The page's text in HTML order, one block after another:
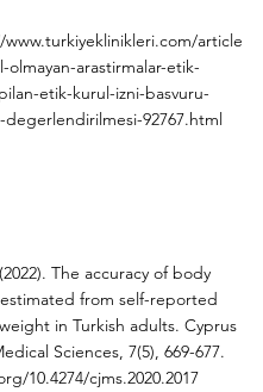
article
olmayan-arastirmalar-etik-
etik-kurul-izni-basvuru-
degerlendirilmesi-92767.html
The accuracy of body
from self-reported
in Turkish adults. Cyprus
Sciences, 7(5), 669-677.
10.4274/cjms.2020.2017